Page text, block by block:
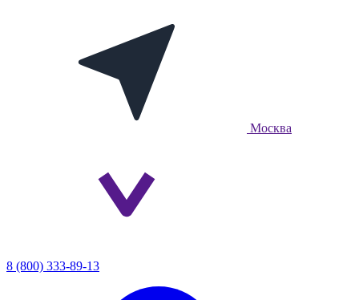
Москва
8 (800) 333-89-13